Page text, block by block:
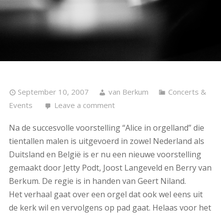
September 10, 2007 van Berkum
Concerts &
Events
Leave a comment
Na de succesvolle voorstelling “Alice in orgelland” die
tientallen malen is uitgevoerd in zowel Nederland als
Duitsland en België is er nu een nieuwe voorstelling
gemaakt door Jetty Podt, Joost Langeveld en Berry van
Berkum. De regie is in handen van Geert Niland.
Het verhaal gaat over een orgel dat ook wel eens uit
de kerk wil en vervolgens op pad gaat. Helaas voor het